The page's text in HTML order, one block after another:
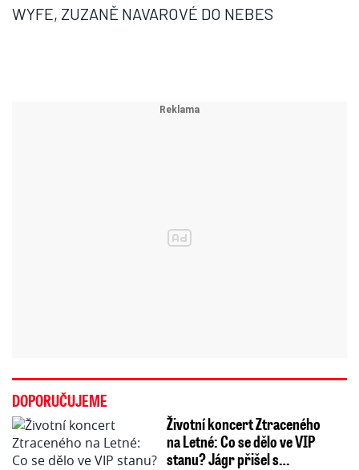
WYFE, ZUZANĚ NAVAROVÉ DO NEBES
DOPORUČUJEME
Životní koncert Ztraceného
na Letné: Co se dělo ve VIP
stanu? Jágr přišel s…